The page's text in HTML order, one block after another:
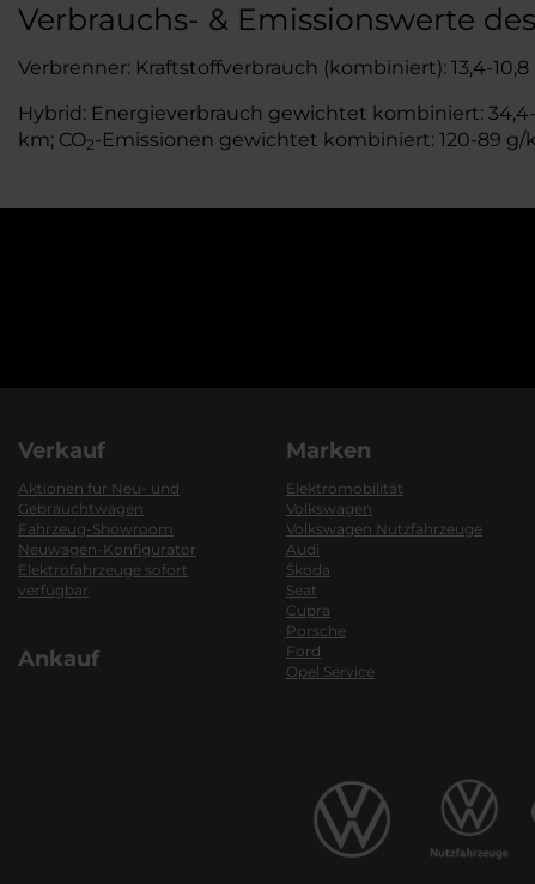
Verbrauchs- & Emissionswerte
Verbrenner: Kraftstoffverbrauch (kombiniert): 13,4-10,8
Hybrid: Energieverbrauch gewichtet kombiniert:
km; CO2-Emissionen gewichtet kombiniert: 120-89 g/
Verkauf
Aktionen für Neu- und
Gebrauchtwagen
Fahrzeug-Showroom
Neuwagen-Konfigurator
Elektrofahrzeuge sofort
verfügbar
Ankauf
Marken
Elektromobilität
Volkswagen
Volkswagen Nutzfahrzeuge
Audi
Škoda
Seat
Cupra
Porsche
Ford
Opel Service